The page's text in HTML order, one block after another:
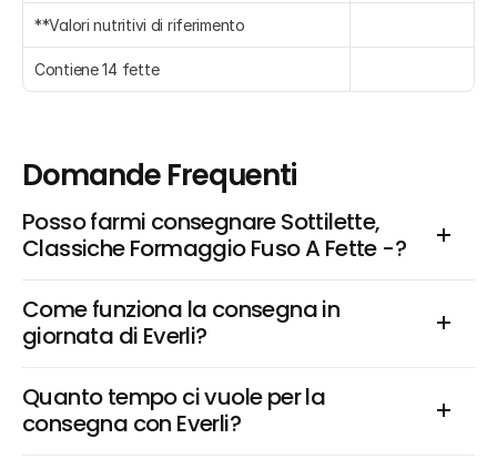
**Valori nutritivi di riferimento
Contiene 14 fette
Domande Frequenti
Posso farmi consegnare Sottilette,
Classiche Formaggio Fuso A Fette -?
Come funziona la consegna in
giornata di Everli?
Quanto tempo ci vuole per la
consegna con Everli?